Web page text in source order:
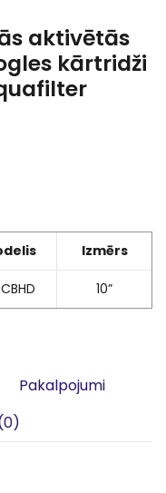
aktivētās
kārtridži
Izmērs
10”
Pakalpojumi